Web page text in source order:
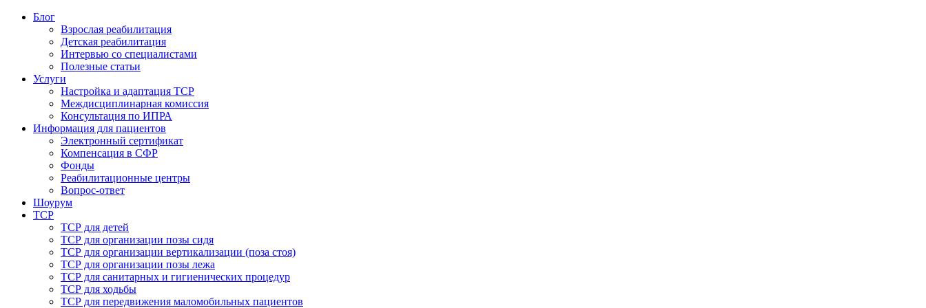
Блог
Взрослая реабилитация
Детская реабилитация
Интервью со специалистами
Полезные статьи
Услуги
Настройка и адаптация ТСР
Междисциплинарная комиссия
Консультация по ИПРА
Информация для пациентов
Электронный сертификат
Компенсация в СФР
Фонды
Реабилитационные центры
Вопрос-ответ
Шоурум
ТСР
ТСР для детей
ТСР для организации позы сидя
ТСР для организации вертикализации (поза стоя)
ТСР для организации позы лежа
ТСР для санитарных и гигиенических процедур
ТСР для ходьбы
ТСР для передвижения маломобильных пациентов